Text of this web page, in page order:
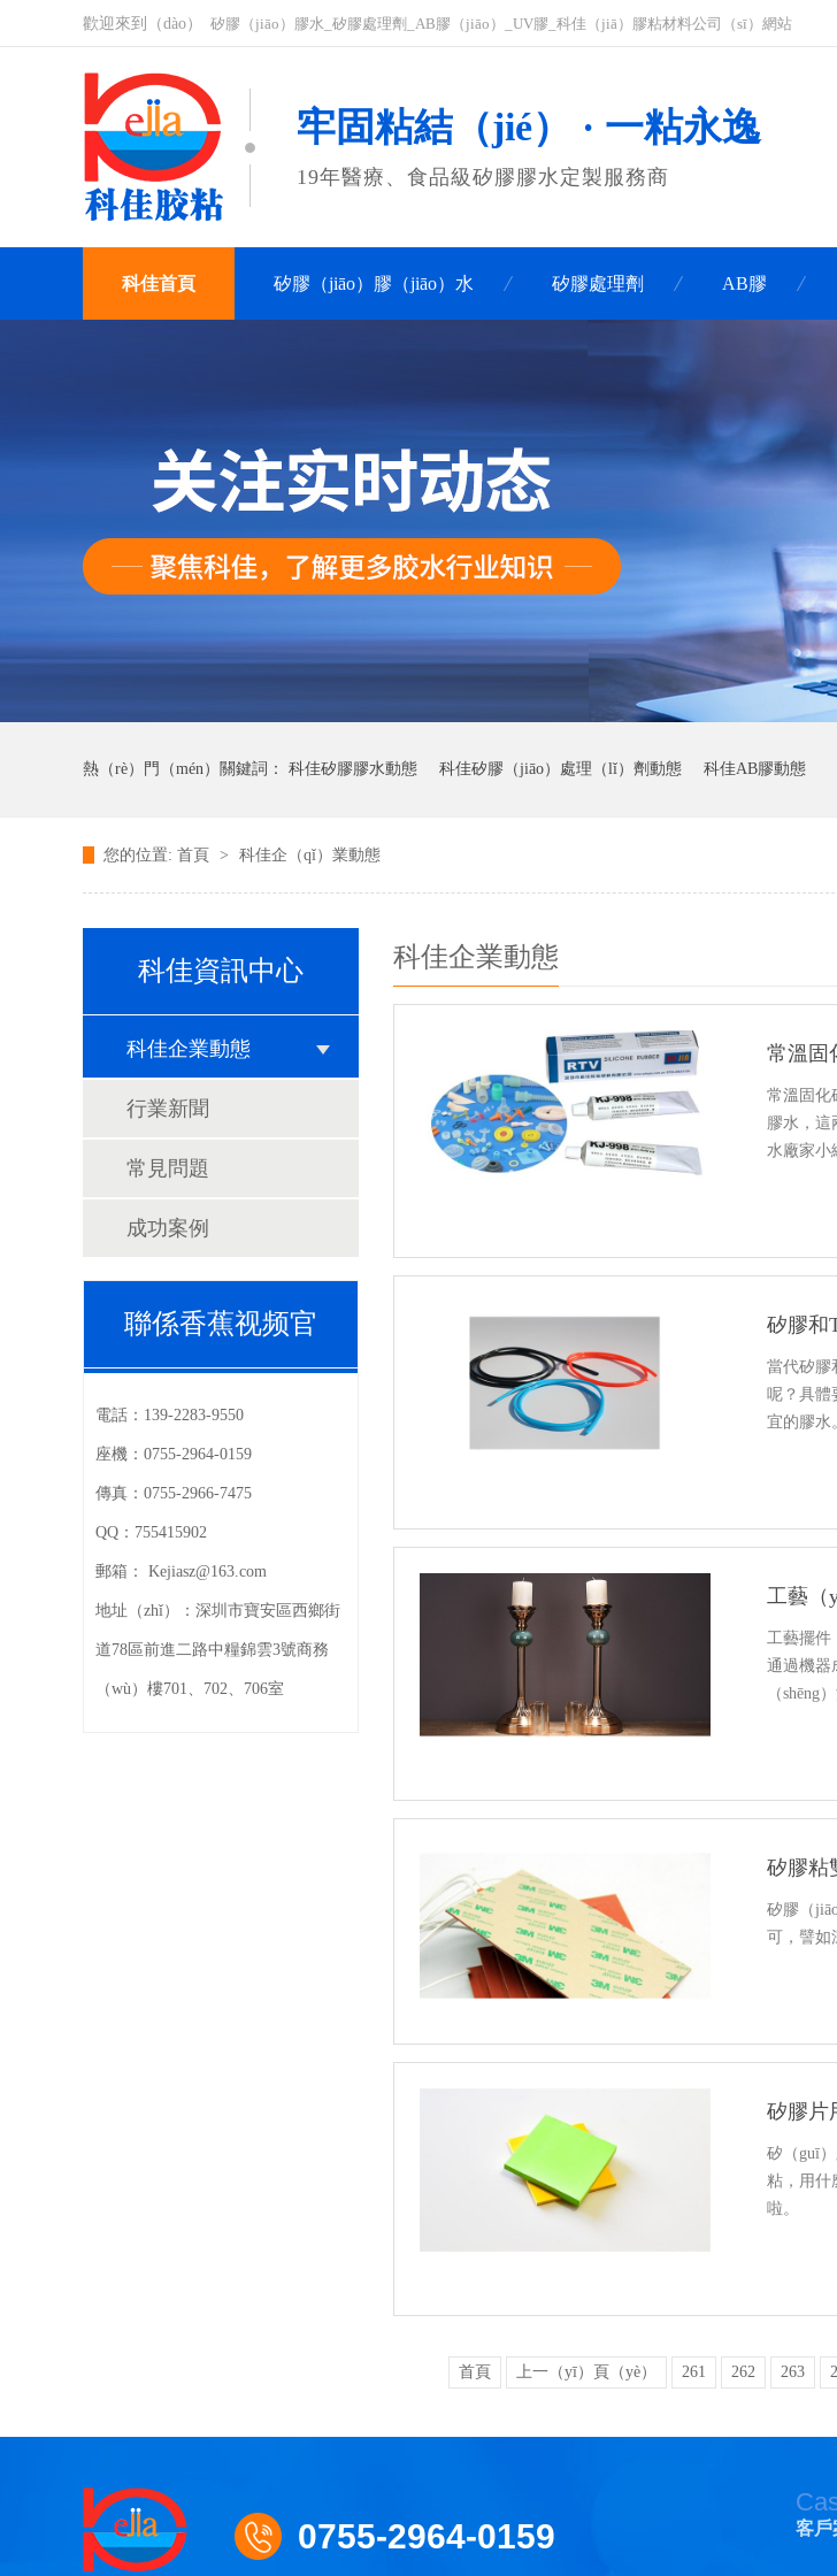
歡迎來到（dào） 矽膠（jiāo）膠水_矽膠處理劑_AB膠（jiāo）_UV膠_科佳（jiā）膠粘材料公司（sī）網站
牢固粘結（jié） · 一粘永逸
19年醫療、食品級矽膠膠水定製服務商
科佳首頁 矽膠（jiāo）膠（jiāo）水 矽膠處理劑 AB膠
熱（rè）門（mén）關鍵詞： 科佳矽膠膠水動態 科佳矽膠（jiāo）處理（lǐ）劑動態 科佳AB膠動態
科佳UV無影膠水動態 科佳快（kuài）幹膠動態
您的位置: 首頁 > 科佳企（qǐ）業動態
科佳資訊中心
科佳企業動態
行業新聞
常見問題
成功案例
聯係香蕉视频官
電話： 139-2283-9550
座機： 0755-2964-0159
傳真： 0755-2966-7475
QQ： 755415902
郵箱： Kejiasz@163.com
地址（zhǐ）： 深圳市寶安區西鄉街
道78區前進二路中糧錦雲3號商務
（wù）樓701、702、706室
科佳企業動態
常溫固
常溫固化
膠水，這
水廠家小
矽膠和
當代矽膠
呢？具體
宜的膠水
工藝（
工藝擺件
通過機器
（shēng
矽膠（
可，譬如
矽膠片
矽（guī
粘，用什
啦。
首頁 上一（yī）頁（yè） 261 262 263
0755-2964-0159 客戶